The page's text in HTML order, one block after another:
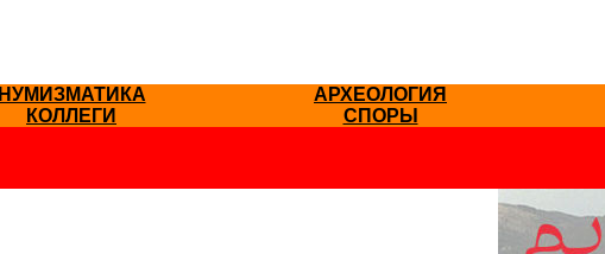
НУМИЗМАТИКА АРХЕОЛОГИЯ
КОЛЛЕГИ СПОРЫ